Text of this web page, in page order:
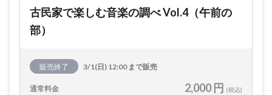
古民家で楽しむ音楽の調べ Vol.4（午前の
部）
販売終了 3/1(日) 12:00 まで販売
通常料金 2,000 円 (税込)